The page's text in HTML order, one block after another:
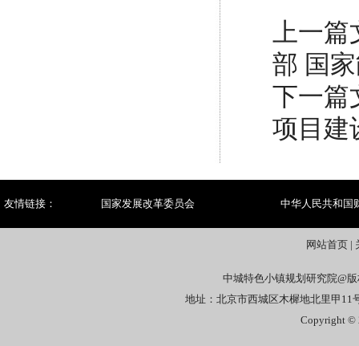
上一
部 国
下一篇
项目建
友情链接： 国家发展改革委员会 中华人民共和国
网站首页 |
中城特色小镇规划研究院@
地址：北京市西城区木樨地北里甲11
Copyright ©